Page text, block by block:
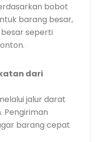
bobot
barang besar,
seperti
dari
jalur darat
Pengiriman
barang cepat